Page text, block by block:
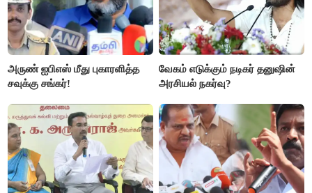
அருண் ஐபிஎஸ் மீது புகாரளித்த
சவுக்கு சங்கர்!
வேகம் எடுக்கும் நடிகர் தனுஷின்
அரசியல் நகர்வு?